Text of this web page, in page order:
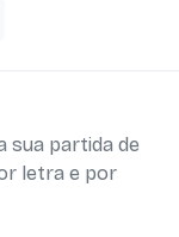
sua partida de
letra e por